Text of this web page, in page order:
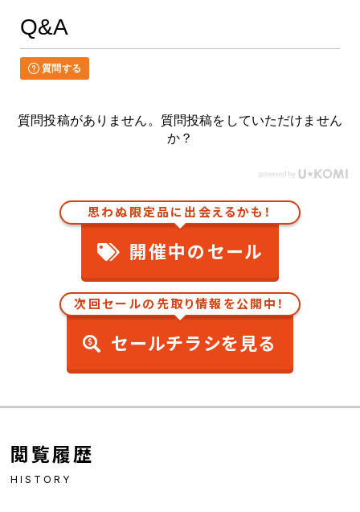
Q&A
質問する
質問投稿がありません。質問投稿をしていただけません
か？
思わぬ限定品に出会えるかも！
開催中のセール
次回セールの先取り情報を公開中！
セールチラシを見る
閲覧履歴
HISTORY